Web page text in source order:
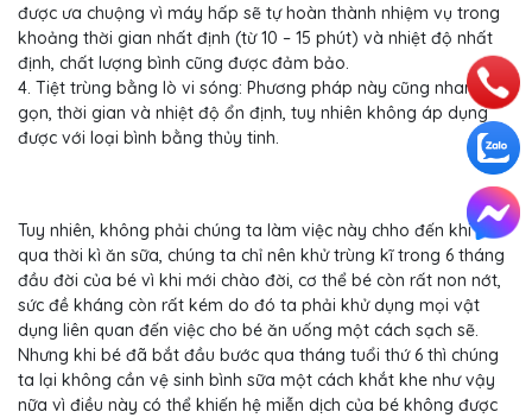
được ưa chuộng vì máy hấp sẽ tự hoàn thành nhiệm vụ trong
khoảng thời gian nhất định (từ 10 – 15 phút) và nhiệt độ nhất
định, chất lượng bình cũng được đảm bảo.
4. Tiệt trùng bằng lò vi sóng: Phương pháp này cũng nhanh,
gọn, thời gian và nhiệt độ ổn định, tuy nhiên không áp dụng
được với loại bình bằng thủy tinh.
Tuy nhiên, không phải chúng ta làm việc này chho đến khi bé
qua thời kì ăn sữa, chúng ta chỉ nên khử trùng kĩ trong 6 tháng
đầu đời của bé vì khi mới chào đời, cơ thể bé còn rất non nớt,
sức đề kháng còn rất kém do đó ta phải khử dụng mọi vật
dụng liên quan đến việc cho bé ăn uống một cách sạch sẽ.
Nhưng khi bé đã bắt đầu bước qua tháng tuổi thứ 6 thì chúng
ta lại không cần vệ sinh bình sữa một cách khắt khe như vậy
nữa vì điều này có thể khiến hệ miễn dịch của bé không được